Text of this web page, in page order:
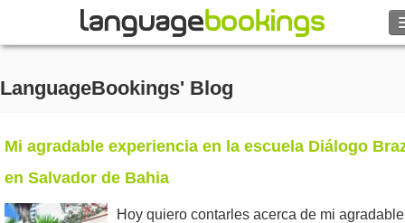
Contacto
EXPLORAR
Identifícate
LanguageBookings' Blog
Mi agradable experiencia en la escuela Diálogo
en Salvador de Bahia
Hoy quiero contarles acerca de mi agradable